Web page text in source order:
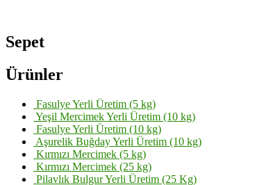
Sepet
Ürünler
Fasulye Yerli Üretim (5 kg)
Yeşil Mercimek Yerli Üretim (10 kg)
Fasulye Yerli Üretim (10 kg)
Aşurelik Buğday Yerli Üretim (10 kg)
Kırmızı Mercimek (5 kg)
Kırmızı Mercimek (25 kg)
Pilavlık Bulgur Yerli Üretim (25 Kg)